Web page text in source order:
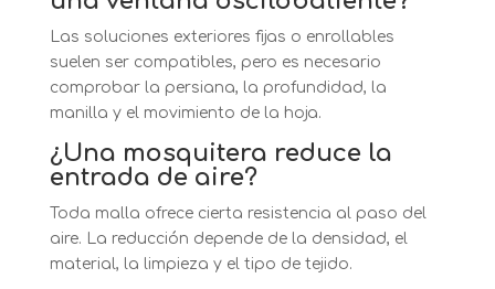
Las soluciones exteriores fijas o enrollables
suelen ser compatibles, pero es necesario
comprobar la persiana, la profundidad, la
manilla y el movimiento de la hoja.
¿Una mosquitera reduce la
entrada de aire?
Toda malla ofrece cierta resistencia al paso del
aire. La reducción depende de la densidad, el
material, la limpieza y el tipo de tejido.